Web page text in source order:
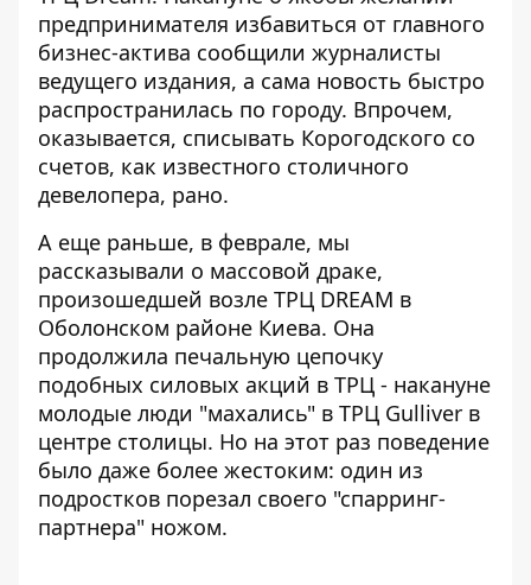
предпринимателя избавиться от главного
бизнес-актива сообщили журналисты
ведущего издания, а сама новость быстро
распространилась по городу. Впрочем,
оказывается, списывать Корогодского со
счетов, как известного столичного
девелопера, рано.
А еще раньше, в феврале, мы
рассказывали о массовой драке,
произошедшей возле ТРЦ DREAM в
Оболонском районе Киева. Она
продолжила печальную цепочку
подобных силовых акций в ТРЦ - накануне
молодые люди "махались" в ТРЦ Gulliver в
центре столицы. Но на этот раз поведение
было даже более жестоким: один из
подростков порезал своего "спарринг-
партнера" ​​ножом.